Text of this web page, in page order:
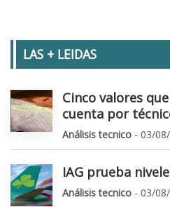
LAS + LEIDAS
Cinco valores
cuenta por
Análisis tecnico - 03/
IAG prueba
Análisis tecnico - 03/